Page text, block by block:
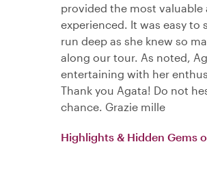
provided the most
experienced. It was easy to
run deep as she knew so
along our tour. As noted,
entertaining with her
Thank you Agata! Do not
chance. Grazie mille
Highlights & Hidden Gems